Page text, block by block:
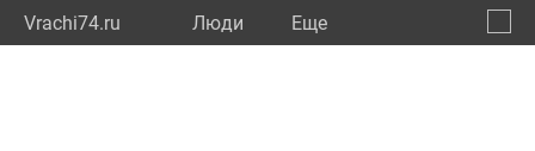
Vrachi74.ru Люди Eще